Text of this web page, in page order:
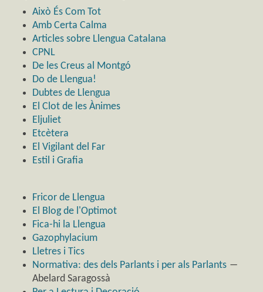
Això És Com Tot
Amb Certa Calma
Articles sobre Llengua Catalana
CPNL
De les Creus al Montgó
Do de Llengua!
Dubtes de Llengua
El Clot de les Ànimes
Eljuliet
Etcètera
El Vigilant del Far
Estil i Grafia
Fricor de Llengua
El Blog de l'Optimot
Fica-hi la Llengua
Gazophylacium
Lletres i Tics
Normativa: des dels Parlants i per als Parlants ―
Abelard Saragossà